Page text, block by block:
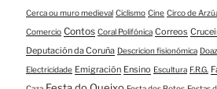
Cerca ou muro medieval Ciclismo Cine Circo de
Comercio Contos Coral Polifónica Correos
Deputación da Coruña Descricion fisionómica
Electricidade Emigración Ensino Escultura F.R.G.